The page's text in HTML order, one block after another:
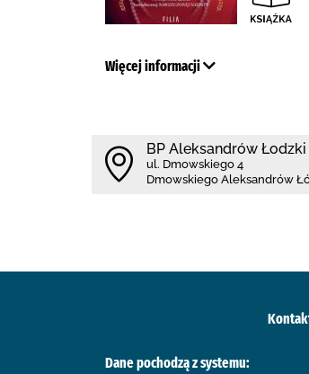
Więcej informacji
BP Aleksandrów Łodzki
ul. Dmowskiego 4
Dmowskiego Aleksandrów
Dane pochodzą z systemu: